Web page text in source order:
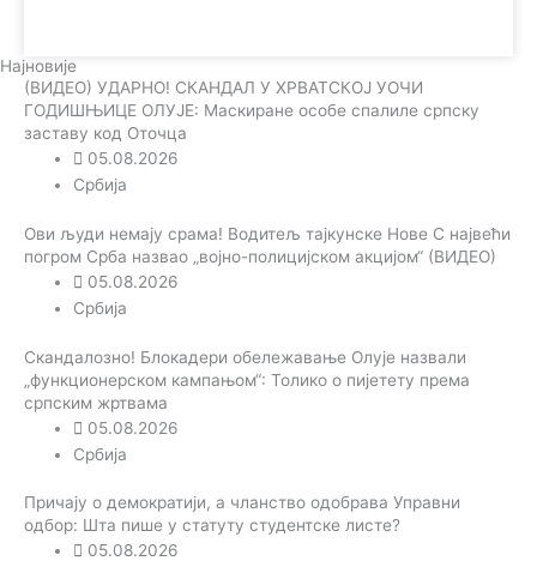
Најновије
(ВИДЕО) УДАРНО! СКАНДАЛ У ХРВАТСКОЈ УОЧИ
ГОДИШЊИЦЕ ОЛУЈЕ: Маскиране особе спалиле српску
заставу код Оточца
05.08.2026
Србија
Ови људи немају срама! Водитељ тајкунске Нове С највећи
погром Срба назвао „војно-полицијском акцијом“ (ВИДЕО)
05.08.2026
Србија
Скандалозно! Блокадери обележавање Олује назвали
„функционерском кампањом“: Толико о пијетету према
српским жртвама
05.08.2026
Србија
Причају о демократији, а чланство одобрава Управни
одбор: Шта пише у статуту студентске листе?
05.08.2026